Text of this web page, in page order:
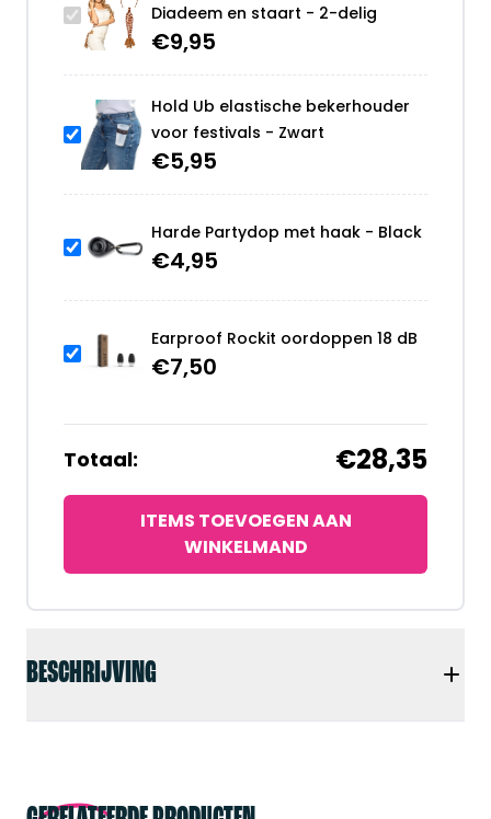
BESCHRIJVING
Diadeem en staart - 2-delig
€9,95
Hold Ub elastische bekerhouder
voor festivals - Zwart
€5,95
Harde Partydop met haak - Black
€4,95
Earproof Rockit oordoppen 18 dB
€7,50
Totaal: €28,35
ITEMS TOEVOEGEN AAN
WINKELMAND